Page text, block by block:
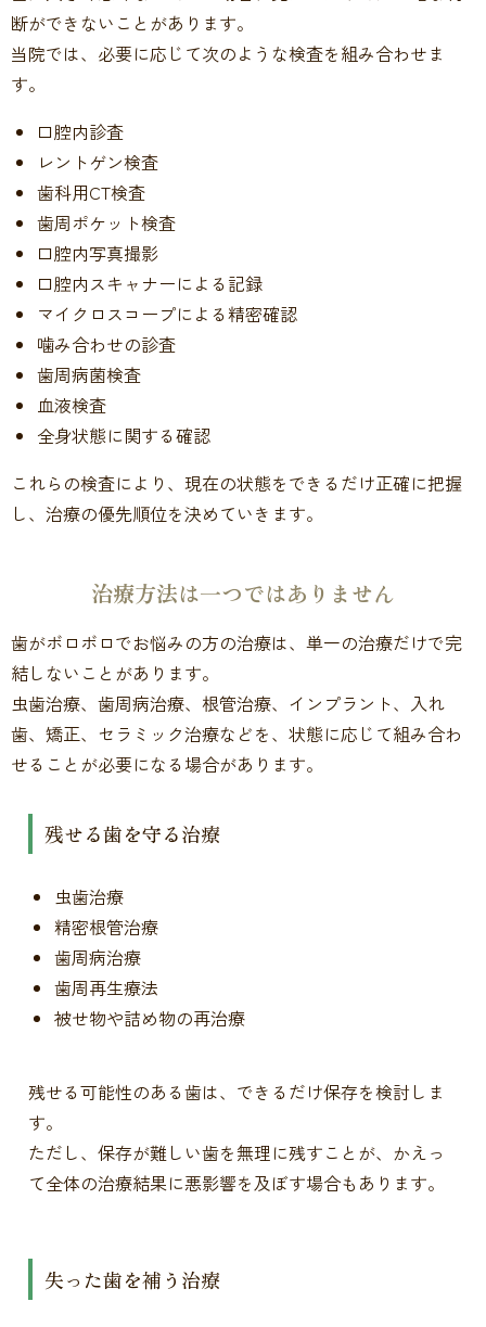
断ができないことがあります。
当院では、必要に応じて次のような検査を組み合わせま
す。
口腔内診査
レントゲン検査
歯科用CT検査
歯周ポケット検査
口腔内写真撮影
口腔内スキャナーによる記録
マイクロスコープによる精密確認
噛み合わせの診査
歯周病菌検査
血液検査
全身状態に関する確認
これらの検査により、現在の状態をできるだけ正確に把握
し、治療の優先順位を決めていきます。
治療方法は一つではありません
歯がボロボロでお悩みの方の治療は、単一の治療だけで完
結しないことがあります。
虫歯治療、歯周病治療、根管治療、インプラント、入れ
歯、矯正、セラミック治療などを、状態に応じて組み合わ
せることが必要になる場合があります。
残せる歯を守る治療
虫歯治療
精密根管治療
歯周病治療
歯周再生療法
被せ物や詰め物の再治療
残せる可能性のある歯は、できるだけ保存を検討しま
す。
ただし、保存が難しい歯を無理に残すことが、かえっ
て全体の治療結果に悪影響を及ぼす場合もあります。
失った歯を補う治療